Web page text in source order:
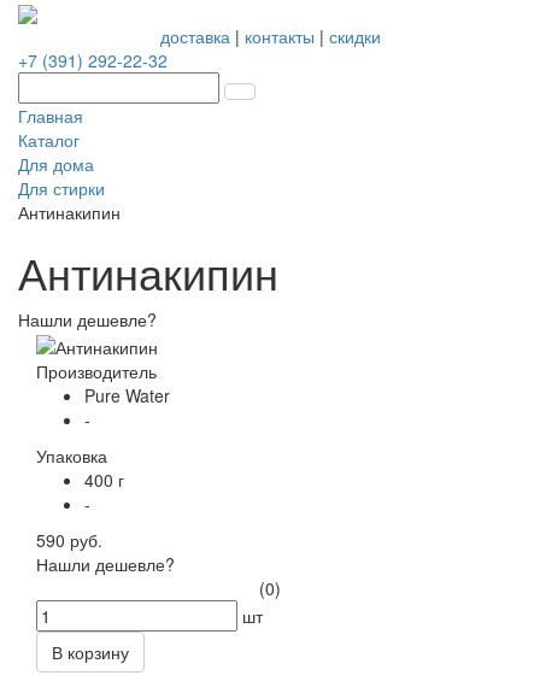
доставка| контакты | скидки
+7 (391) 292-22-32
Главная
Каталог
Для дома
Для стирки
Антинакипин
Антинакипин
Нашли дешевле?
Производитель
Pure Water
-
Упаковка
400 г
-
590 руб.
Нашли дешевле?
(0)
шт
В корзину